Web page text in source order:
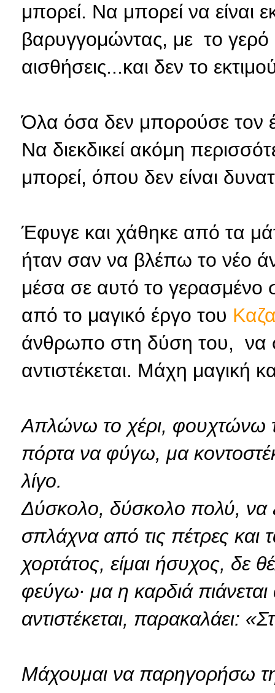
μπορεί. Να μπορεί να είναι
βαρυγγομώντας, με το
αισθήσεις...και δεν το
Όλα όσα δεν μπορούσε τον
Να διεκδικεί ακόμη
μπορεί, όπου δεν είναι
Έφυγε και χάθηκε από τα
ήταν σαν να βλέπω το νέο
μέσα σε αυτό το
από το μαγικό έργο του
άνθρωπο στη δύση του, να
αντιστέκεται. Μάχη μαγική
Απλώνω το χέρι, φουχτώνω
πόρτα να φύγω, μα
λίγο.
Δύσκολο, δύσκολο πολύ, να
σπλάχνα από τις πέτρες και
χορτάτος, είμαι ήσυχος, δε
φεύγω· μα η καρδιά
αντιστέκεται, παρακαλάει:
Μάχουμαι να παρηγορήσω